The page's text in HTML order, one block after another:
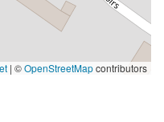
| ©OpenStreetMapcontributors